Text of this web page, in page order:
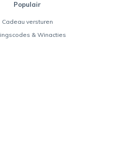
Populair
Cadeau versturen
& Winacties